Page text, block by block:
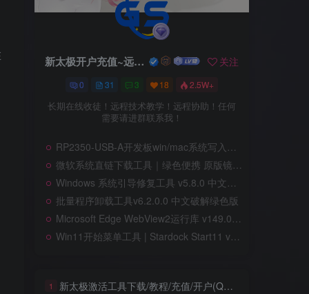
新太极开户充值~远程服务 关注
0 31 3 18 2.5W+
长期在线收徒！远程技术教学！远程协助！任何
需要请进群联系我！
RP2350-USB-A开发板win/mac系统写入教程
微软系统直链下载工具｜绿色便携 原版镜像高速获取
Windows 系统引导修复工具 v5.8.0 中文绿色单文件版
批量程序卸载工具v6.2.0.0 中文破解绿色版
Microsoft Edge WebView2运行库 v149.0.4022.69 精简绿色版
Win11开始菜单工具 | Stardock Start11 v2.7.2.0 中文破解版
1 新太极激活工具下载/教程/充值/开户(QQ交流群号749113977)
新太极开户充值~远程服务 关注
0 31 3 18 2.5W+
长期在线收徒！远程技术教学！远程协助！任何
需要请进群联系我！
RP2350-USB-A开发板win/mac系统写入教程
微软系统直链下载工具｜绿色便携 原版镜像高速获取
Windows 系统引导修复工具 v5.8.0 中文绿色单文件版
批量程序卸载工具v6.2.0.0 中文破解绿色版
Microsoft Edge WebView2运行库 v149.0.4022.69 精简绿色版
Win11开始菜单工具 | Stardock Start11 v2.7.2.0 中文破解版
1 新太极激活工具下载/教程/充值/开户(QQ交流群号749113977)